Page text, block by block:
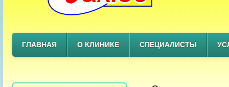
ГЛАВНАЯ О КЛИНИКЕ СПЕЦИАЛИСТЫ